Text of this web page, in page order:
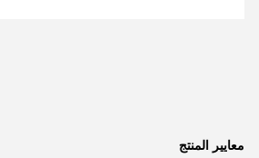
معايير المنتج